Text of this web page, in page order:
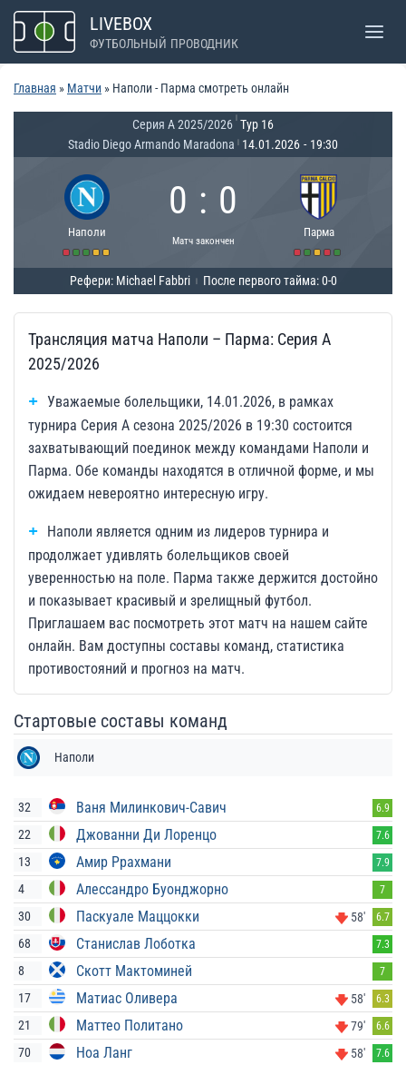
Перейти
содержимому
LIVEBOX
ФУТБОЛЬНЫЙ ПРОВОДНИК
Главная » Матчи » Наполи - Парма смотреть онлайн
Серия А 2025/2026 Тур 16
Stadio Diego Armando Maradona
14.01.2026 - 19:30
Наполи
0 : 0
Матч закончен
Парма
Рефери: Michael Fabbri После первого тайма: 0-0
Трансляция матча Наполи – Парма: Серия А
2025/2026
Уважаемые болельщики, 14.01.2026, в рамках
турнира Серия А сезона 2025/2026 в 19:30 состоится
захватывающий поединок между командами Наполи и
Парма. Обе команды находятся в отличной форме, и мы
ожидаем невероятно интересную игру.
Наполи является одним из лидеров турнира и
продолжает удивлять болельщиков своей
уверенностью на поле. Парма также держится достойно
и показывает красивый и зрелищный футбол.
Приглашаем вас посмотреть этот матч на нашем сайте
онлайн. Вам доступны составы команд, статистика
противостояний и прогноз на матч.
Стартовые составы команд
Наполи
32 Ваня Милинкович-Савич 6.9
22 Джованни Ди Лоренцо 7.6
13 Амир Ррахмани 7.9
4 Алессандро Буонджорно 7
30 Паскуале Маццокки 58' 6.7
68 Станислав Лоботка 7.3
8 Скотт Мактоминей 7
17 Матиас Оливера 58' 6.3
21 Маттео Политано 79' 6.6
70 Ноа Ланг 58' 7.6